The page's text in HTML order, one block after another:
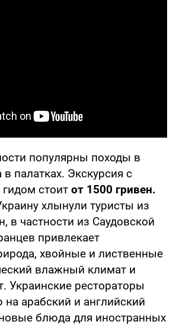
популярны походы в
палатках. Экскурсия с
стоит от 1500 гривен.
хлынули туристы из
в частности из Саудовской
привлекает
хвойные и лиственные
влажный климат и
Украинские рестораторы
арабский и английский
блюда для иностранных